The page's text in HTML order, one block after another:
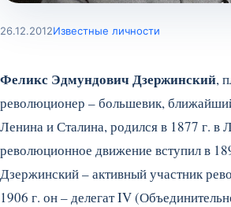
26.12.2012Известные личности
Феликс Эдмундович Дзержинский,
революционер – большевик,
Ленина и Сталина, родился в 1877 г. в
революционное движение вступил в
Дзержинский – активный участник
1906 г. он – делегат IV